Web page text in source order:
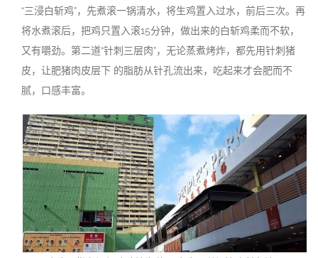
“三浸白斩鸡”，先煮滚一锅清水，将生鸡置入过水，前后三次。再
将水煮滚后，把鸡只置入滚15分钟，做出来的白斩鸡柔而不软，
又有嚼劲。第二道“针刺三层肉”，无论蒸煮烤炸，都先用针刺猪
皮，让肥猪肉皮层下 的脂肪从针孔流出来，吃起来才会肥而不
腻，口感丰富。